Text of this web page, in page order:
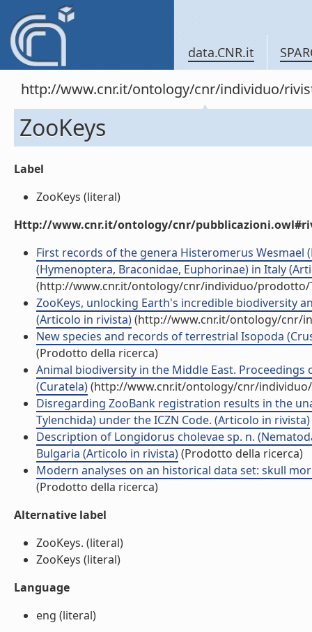
data.CNR.it
http://www.cnr.it/ontology/cnr/individuo/
ZooKeys
Label
ZooKeys (literal)
Http://www.cnr.it/ontology/cnr/
First records of the genera Histeromerus Wesmael
(Hymenoptera, Braconidae, Euphorinae) in Italy
(http://www.cnr.it/ontology/cnr/individuo/prodotto/
ZooKeys, unlocking Earth's incredible biodiversity
(Articolo in rivista)(http://www.cnr.it/ontology/cnr/
New species and records of terrestrial Isopoda
(Prodotto della ricerca)
Animal biodiversity in the Middle East. Proceedings
(Curatela)(http://www.cnr.it/ontology/cnr/
Disregarding ZooBank registration results in the
Tylenchida) under the ICZN Code. (Articolo in rivista)
Description of Longidorus cholevae sp. n.
Bulgaria (Articolo in rivista)(Prodotto della ricerca)
Modern analyses on an historical data set: skull
(Prodotto della ricerca)
Alternative label
ZooKeys. (literal)
ZooKeys (literal)
Language
eng (literal)